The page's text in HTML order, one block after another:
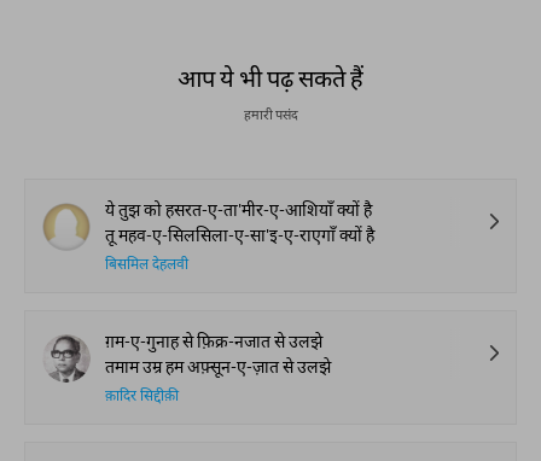
आप ये भी पढ़ सकते हैं
हमारी पसंद
ये तुझ को हसरत-ए-ता'मीर-ए-आशियाँ क्यों है
तू महव-ए-सिलसिला-ए-सा'इ-ए-राएगाँ क्यों है
बिसमिल देहलवी
ग़म-ए-गुनाह से फ़िक्र-नजात से उलझे
तमाम उम्र हम अफ़्सून-ए-ज़ात से उलझे
क़ादिर सिद्दीक़ी